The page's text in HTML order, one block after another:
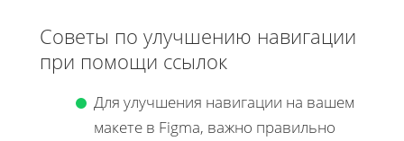
Советы по улучшению навигации
при помощи ссылок
Для улучшения навигации на вашем
макете в Figma, важно правильно